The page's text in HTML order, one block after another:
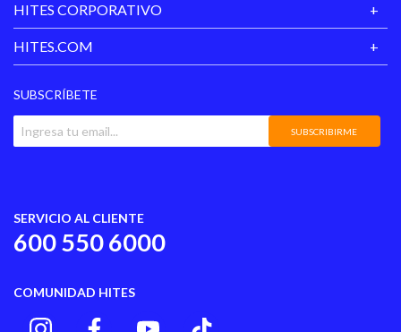
Sistema De
Broche
Cierre
Garantía
Proveedor
Hecho en
HITES CORPORATIVO
HITES.COM
SUBSCRÍBETE
SUBSCRIBIRME
SERVICIO AL CLIENTE
600 550 6000
COMUNIDAD HITES